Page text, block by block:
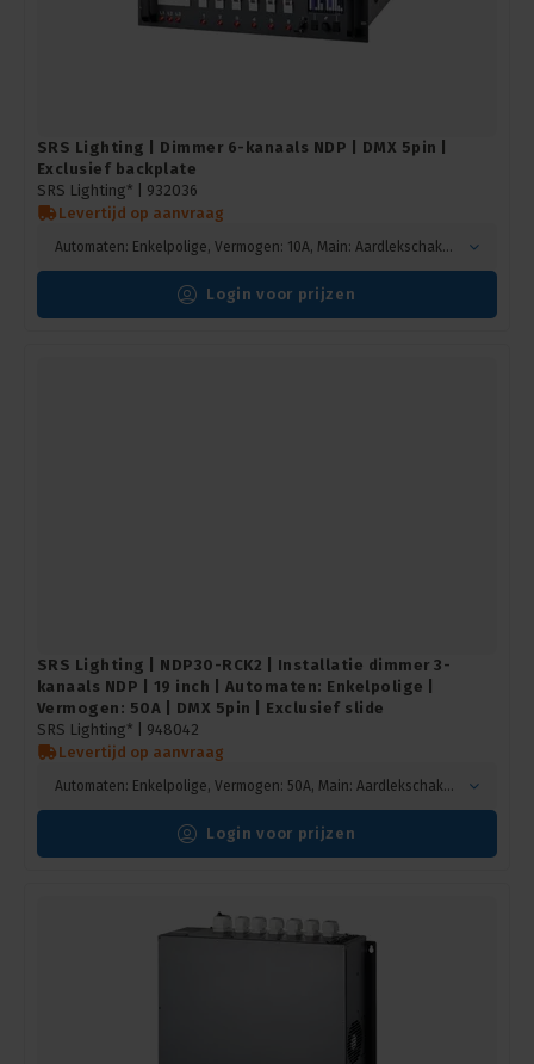
SRS Lighting | Dimmer 6-kanaals NDP | DMX 5pin |
Exclusief backplate
SRS Lighting* | 932036
Levertijd op aanvraag
Automaten: Enkelpolige, Vermogen: 10A, Main: Aardlekschakelaar
Login voor prijzen
SRS Lighting | NDP30-RCK2 | Installatie dimmer 3-
kanaals NDP | 19 inch | Automaten: Enkelpolige |
Vermogen: 50A | DMX 5pin | Exclusief slide
SRS Lighting* | 948042
Levertijd op aanvraag
Automaten: Enkelpolige, Vermogen: 50A, Main: Aardlekschakelaar
Login voor prijzen